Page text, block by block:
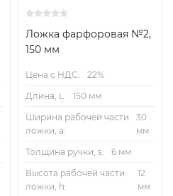
Ложка фарфоровая №2,
150 мм
Цена с НДС:
22%
Длина, L:
150 мм
Ширина рабочей части
ложки, a:
30
мм
Толщина ручки, s:
6 мм
Высота рабочей части
ложки, h:
12
мм